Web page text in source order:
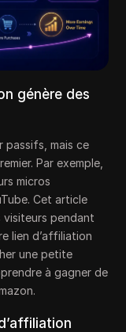
génère des
passifs, mais ce
Par exemple,
micros
Cet article
visiteurs pendant
lien d’affiliation
une petite
à gagner de